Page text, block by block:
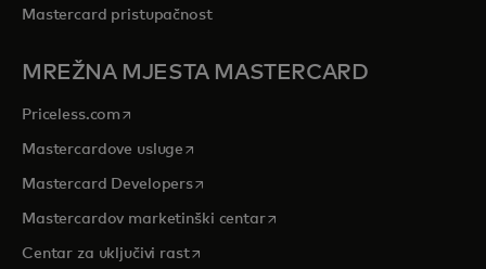
Mastercard pristupačnost
MREŽNA MJESTA MASTERCARD
Priceless.com opens in a new tab
Mastercardove usluge opens in a new tab
Mastercard Developersopens in a new tab
Mastercardov marketinški centaropens in a new tab
Centar za uključivi rastopens in a new tab